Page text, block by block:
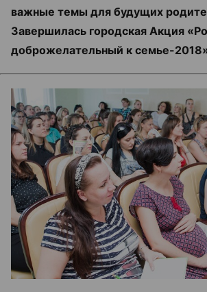
важные темы для будущих
Завершилась городская Акция
доброжелательный к семье-